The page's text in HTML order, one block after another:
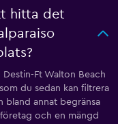
hitta det
Ft Walton Beach
du sedan kan filtrera
bland annat begränsa
och en mängd